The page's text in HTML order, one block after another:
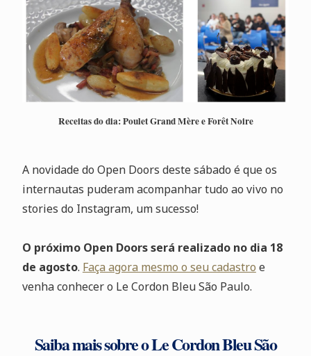
Receitas do dia: Poulet Grand Mère e Forêt Noire
A novidade do Open Doors deste sábado é que os
internautas puderam acompanhar tudo ao vivo no
stories do Instagram, um sucesso!
O próximo Open Doors será realizado no dia 18
de agosto. Faça agora mesmo o seu cadastro e
venha conhecer o Le Cordon Bleu São Paulo.
Saiba mais sobre o Le Cordon Bleu São